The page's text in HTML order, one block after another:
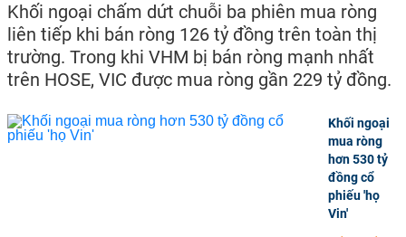
Khối ngoại chấm dứt chuỗi ba phiên mua ròng
liên tiếp khi bán ròng 126 tỷ đồng trên toàn thị
trường. Trong khi VHM bị bán ròng mạnh nhất
trên HOSE, VIC được mua ròng gần 229 tỷ đồng.
Khối ngoại
mua ròng
hơn 530 tỷ
đồng cổ
phiếu 'họ
Vin'